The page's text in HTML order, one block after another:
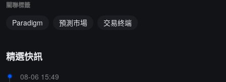
關聯標籤
Paradigm 預測市場 交易終端
精選快訊
08-06 15:49